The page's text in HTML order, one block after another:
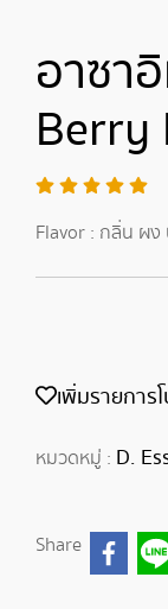
อาซา
Berry
Flavor : กลิ่น ผ
เพิ่มรายการ
หมวดหมู่ : D.
Share